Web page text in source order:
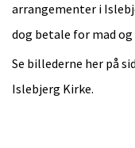
arrangementer i
dog betale for mad og
Se billederne her på
Islebjerg Kirke.